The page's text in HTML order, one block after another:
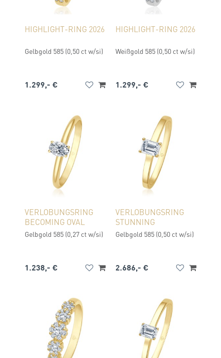
HIGHLIGHT-RING 2026
Gelbgold 585 (0,50 ct w/si)
1.299,- €
HIGHLIGHT-RING 2026
Weißgold 585 (0,50 ct w/si)
1.299,- €
VERLOBUNGSRING
BECOMING OVAL
Gelbgold 585 (0,27 ct w/si)
1.238,- €
VERLOBUNGSRING
STUNNING
Gelbgold 585 (0,50 ct w/si)
2.686,- €